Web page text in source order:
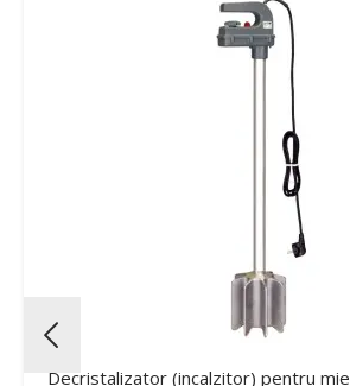
Decristalizator (incalzitor) pentru